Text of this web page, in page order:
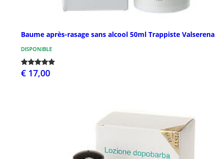
Baume après-rasage sans alcool 50ml Trappiste Valserena
DISPONIBLE
€ 17,00